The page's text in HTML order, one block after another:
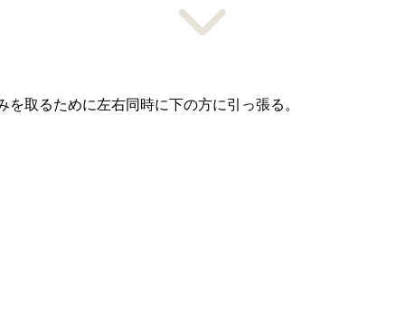
取るために左右同時に下の方に引っ張る。